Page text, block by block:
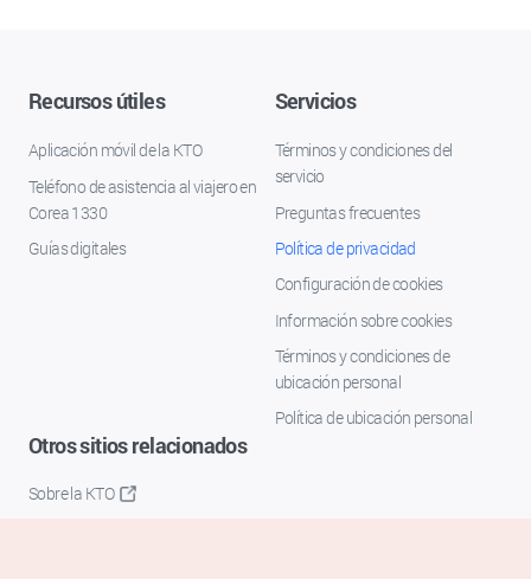
Recursos útiles
Aplicación móvil de la KTO
Teléfono de asistencia al viajero en
Corea 1330
Guías digitales
Servicios
Términos y condiciones del
servicio
Preguntas frecuentes
Política de privacidad
Configuración de cookies
Información sobre cookies
Términos y condiciones de
ubicación personal
Política de ubicación personal
Otros sitios relacionados
Sobre la KTO